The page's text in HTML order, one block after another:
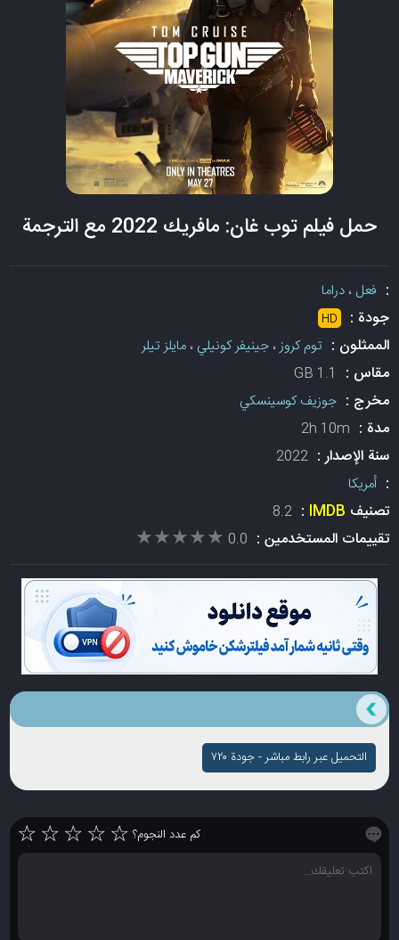
حمل فيلم توب غان: مافريك 2022 مع الترجمة
: فعل ،دراما
جودة : HD
الممثلون : توم كروز،جينيفر كونيلي ،مايلز تيلر
مقاس : 1.1 GB
مخرج :جوزيف كوسينسكي
مدة : 2h 10m
سنة الإصدار :2022
:أمريكا
تصنيف IMDB
:
8.2
تقييمات المستخدمين : 0.0
★★★★★
★★★★★
التحميل عبر رابط مباشر - جودة ۷۲۰
كم عدد النجوم؟ ☆
☆
☆
☆
☆